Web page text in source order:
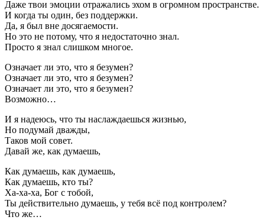
Даже твои эмоции отражались эхом в огромном пространстве.
И когда ты один, без поддержки.
Да, я был вне досягаемости.
Но это не потому, что я недостаточно знал.
Просто я знал слишком многое.
Означает ли это, что я безумен?
Означает ли это, что я безумен?
Означает ли это, что я безумен?
Возможно…
И я надеюсь, что ты наслаждаешься жизнью,
Но подумай дважды,
Таков мой совет.
Давай же, как думаешь,
Как думаешь, как думаешь,
Как думаешь, кто ты?
Ха-ха-ха, Бог с тобой,
Ты действительно думаешь, у тебя всё под контролем?
Что же…